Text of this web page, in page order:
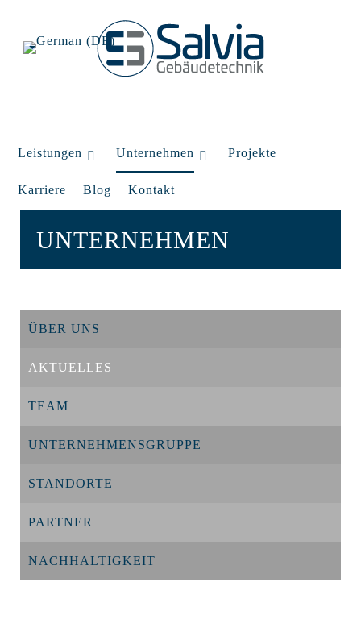
Leistungen Unternehmen Projekte
Karriere Blog Kontakt
UNTERNEHMEN
ÜBER UNS
AKTUELLES
TEAM
UNTERNEHMENSGRUPPE
STANDORTE
PARTNER
NACHHALTIGKEIT